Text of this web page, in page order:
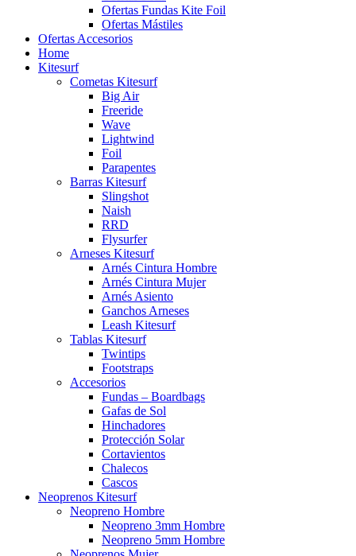
Ofertas Fundas Kite Foil
Ofertas Mástiles
Ofertas Accesorios
Home
Kitesurf
Cometas Kitesurf
Big Air
Freeride
Wave
Lightwind
Foil
Parapentes
Barras Kitesurf
Slingshot
Naish
RRD
Flysurfer
Arneses Kitesurf
Arnés Cintura Hombre
Arnés Cintura Mujer
Arnés Asiento
Ganchos Arneses
Leash Kitesurf
Tablas Kitesurf
Twintips
Footstraps
Accesorios
Fundas – Boardbags
Gafas de Sol
Hinchadores
Protección Solar
Cortavientos
Chalecos
Cascos
Neoprenos Kitesurf
Neopreno Hombre
Neopreno 3mm Hombre
Neopreno 5mm Hombre